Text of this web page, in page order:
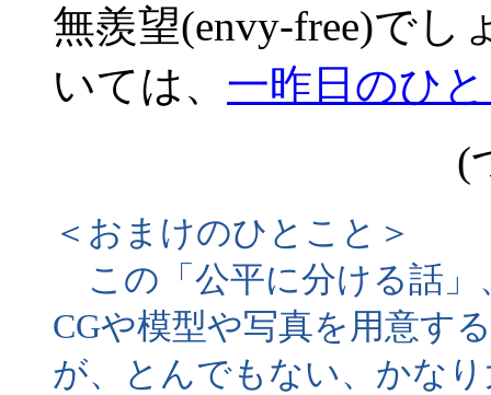
無羨望(envy-free)でし
いては、 一昨日のひ
(
＜おまけのひとこと＞
この「公平に分ける話」
CGや模型や写真を用意す
が、とんでもない、かな